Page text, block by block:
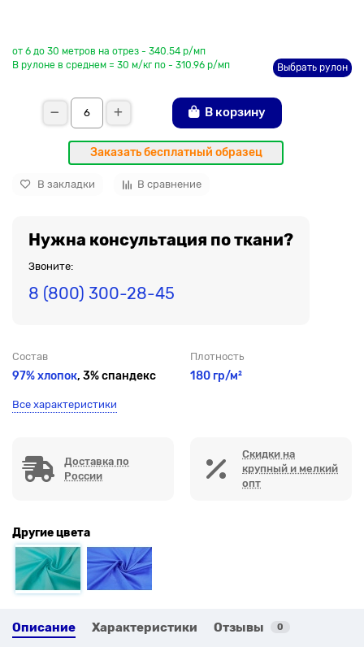
от 6 до 30 метров на отрез - 340.54 р/мп
В рулоне в среднем = 30 м/кг по - 310.96 р/мп
Выбрать рулон
В корзину
Заказать бесплатный образец
В закладки В сравнение
Нужна консультация по ткани?
Звоните:
8 (800) 300-28-45
Состав
97% хлопок, 3% спандекс
Плотность
180 гр/м²
Все характеристики
Доставка по
России
Скидки на
крупный и мелкий
опт
Другие цвета
Описание Характеристики Отзывы 0